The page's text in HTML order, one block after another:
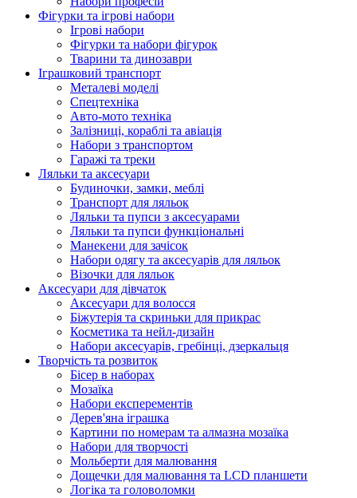
Фігурки та ігрові набори
Ігрові набори
Фігурки та набори фігурок
Тварини та динозаври
Іграшковий транспорт
Металеві моделі
Спецтехніка
Авто-мото техніка
Залізниці, кораблі та авіація
Набори з транспортом
Гаражі та треки
Ляльки та аксесуари
Будиночки, замки, меблі
Транспорт для ляльок
Ляльки та пупси з аксесуарами
Ляльки та пупси функціональні
Манекени для зачісок
Набори одягу та аксесуарів для ляльок
Візочки для ляльок
Аксесуари для дівчаток
Аксесуари для волосся
Біжутерія та скриньки для прикрас
Косметика та нейл-дизайн
Набори аксесуарів, гребінці, дзеркальця
Творчість та розвиток
Бісер в наборах
Мозаїка
Набори експерементів
Дерев'яна іграшка
Картини по номерам та алмазна мозаїка
Набори для творчості
Мольберти для малювання
Дощечки для малювання та LCD планшети
Логіка та головоломки